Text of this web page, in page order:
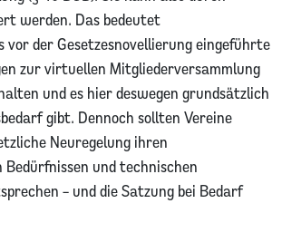
werden. Das bedeutet
vor der Gesetzesnovellierung eingeführte
zur virtuellen Mitgliederversammlung
und es hier deswegen grundsätzlich
gibt. Dennoch sollten Vereine
Neuregelung ihren
und technischen
– und die Satzung bei Bedarf